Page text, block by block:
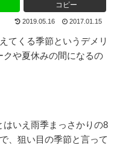
コピー
2019.05.16 2017.01.15
てくる季節というデメリ
クや夏休みの間になるの
いえ雨季まっさかりの8
、狙い目の季節と言って